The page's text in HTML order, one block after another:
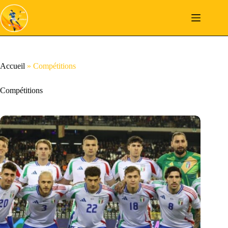
Passer
au
contenu
Accueil » Compétitions
Compétitions